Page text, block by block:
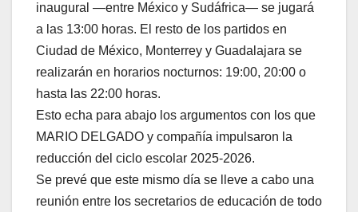
inaugural —entre México y Sudáfrica— se jugará
a las 13:00 horas. El resto de los partidos en
Ciudad de México, Monterrey y Guadalajara se
realizarán en horarios nocturnos: 19:00, 20:00 o
hasta las 22:00 horas.
Esto echa para abajo los argumentos con los que
MARIO DELGADO y compañía impulsaron la
reducción del ciclo escolar 2025-2026.
Se prevé que este mismo día se lleve a cabo una
reunión entre los secretarios de educación de todo